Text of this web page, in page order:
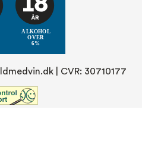
| CVR: 30710177